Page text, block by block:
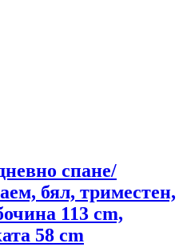
спане/
бял, триместен,
113 cm,
58 cm